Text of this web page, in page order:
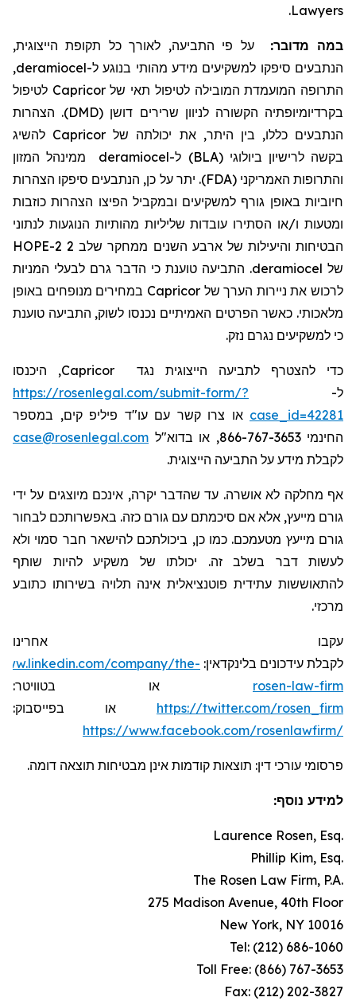
Lawyers
.
במה מדובר:
על פי התביעה, לאורך כל תקופת הייצוגית,
הנתבעים סיפקו למשקיעים מידע מהותי בנוגע ל-deramiocel
,
התרופה המועמדת המובילה לטיפול תאי שלCapricor לטיפול
בקרדיומיופתיה הקשורה לניוון שרירים דושן (DMD). הצהרות
הנתבעים כללו, בין היתר, את יכולתה של Capricor להשיג
בקשה לרישיון ביולוגי (BLA) ל-
deramiocel
ממינהל המזון
והתרופות האמריקני (FDA). יתר על כן, הנתבעים סיפקו הצהרות
חיוביות באופן גורף למשקיעים ובמקביל הפיצו הצהרות כוזבות
ומטעות ו/או הסתירו עובדות שליליות מהותיות הנוגעות לנתוני
הבטיחות והיעילות של ארבע השנים ממחקר שלב 2 HOPE-2
של deramiocel. התביעה טוענת כי הדבר גרם לבעלי המניות
לרכוש את ניירות הערך שלCapricor במחירים מנופחים באופן
מלאכותי. כאשר הפרטים האמיתיים נכנסו לשוק, התביעה טוענת
כי למשקיעים נגרם נזק.
כדי להצטרף לתביעה הייצוגית נגד Capricor, היכנסו
ל- https://rosenlegal.com/submit-form/?
case_id=42281 או צרו קשר עם עו"ד פיליפ קים, במספר
החינמי 866-767-3653, או בדוא"ל
case@rosenlegal.com
לקבלת מידע על התביעה הייצוגית.
אף מחלקה לא אושרה. עד שהדבר יקרה, אינכם מיוצגים על ידי
גורם מייעץ, אלא אם סיכמתם עם גורם כזה. באפשרותכם לבחור
גורם מייעץ מטעמכם. כמו כן, ביכולתכם להישאר חבר סמוי ולא
לעשות דבר בשלב זה. יכולתו של משקיע להיות שותף
להתאוששות עתידית פוטנציאלית אינה תלויה בשירותו כתובע
מרכזי.
עקבו אחרינו
לקבלת עידכונים בלינקדאין: company/the-
rosen-law-firm או בטוויטר:
https://twitter.com/rosen_firm או בפייסבוק:
https://www.facebook.com/rosenlawfirm/
פרסומי עורכי דין: תוצאות קודמות אינן מבטיחות תוצאה דומה.
למידע נוסף:
Laurence Rosen, Esq.
Phillip Kim, Esq.
The Rosen Law Firm, P.A.
275 Madison Avenue, 40th Floor
New York, NY 10016
Tel: (212) 686-1060
Toll Free: (866) 767-3653
Fax: (212) 202-3827